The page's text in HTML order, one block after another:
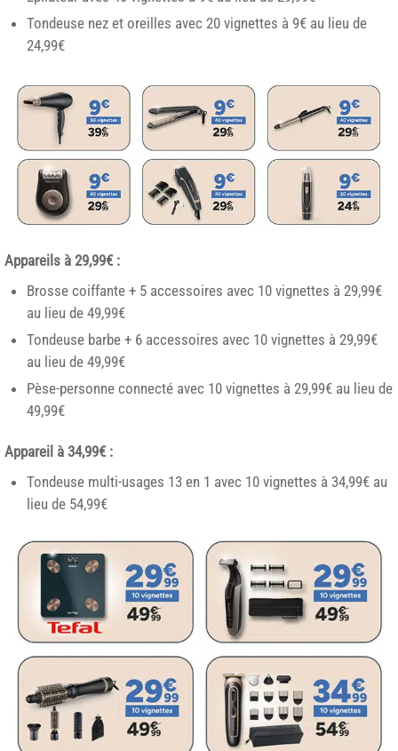
Tondeuse nez et oreilles avec 20 vignettes à 9€ au lieu de
24,99€
Appareils à 29,99€ :
Brosse coiffante + 5 accessoires avec 10 vignettes à 29,99€
au lieu de 49,99€
Tondeuse barbe + 6 accessoires avec 10 vignettes à 29,99€
au lieu de 49,99€
Pèse-personne connecté avec 10 vignettes à 29,99€ au lieu de
49,99€
Appareil à 34,99€ :
Tondeuse multi-usages 13 en 1 avec 10 vignettes à 34,99€ au
lieu de 54,99€